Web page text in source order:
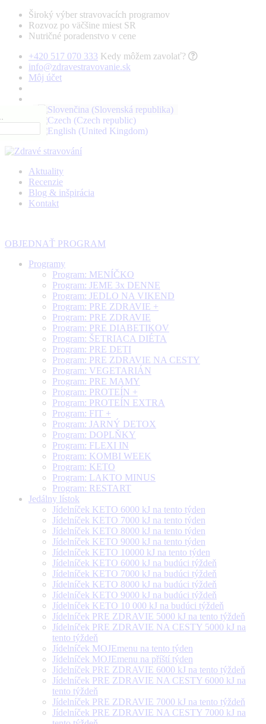
Široký výber stravovacích programov
Rozvoz po väčšine miest SR
Nutričné poradenstvo v cene
+420 517 070 333 Kedy môžem zavolať?
info@zdravestravovanie.sk
Môj účet
Aktuality
Recenzie
Blog & inšpirácia
Kontakt
OBJEDNAŤ PROGRAM
Programy
Program: MENÍČKO
Program: JEME 3x DENNE
Program: JEDLO NA VIKEND
Program: PRE ZDRAVIE +
Program: PRE ZDRAVIE
Program: PRE DIABETIKOV
Program: ŠETRIACA DIÉTA
Program: PRE DETI
Program: PRE ZDRAVIE NA CESTY
Program: VEGETARIÁN
Program: PRE MAMY
Program: PROTEÍN +
Program: PROTEÍN EXTRA
Program: FIT +
Program: JARNÝ DETOX
Program: DOPLŇKY
Program: FLEXI IN
Program: KOMBI WEEK
Program: KETO
Program: LAKTO MINUS
Program: RESTART
Jedálny lístok
Jídelníček KETO 6000 kJ na tento týden
Jídelníček KETO 7000 kJ na tento týden
Jídelníček KETO 8000 kJ na tento týden
Jídelníček KETO 9000 kJ na tento týden
Jídelníček KETO 10000 kJ na tento týden
Jídelníček KETO 6000 kJ na budúci týždeň
Jídelníček KETO 7000 kJ na budúci týždeň
Jídelníček KETO 8000 kJ na budúci týždeň
Jídelníček KETO 9000 kJ na budúci týždeň
Jídelníček KETO 10 000 kJ na budúci týždeň
Jídelníček PRE ZDRAVIE 5000 kJ na tento týždeň
Jídelníček PRE ZDRAVIE NA CESTY 5000 kJ na
tento týždeň
Jídelníček MOJEmenu na tento týden
Jídelníček MOJEmenu na příští týden
Jídelníček PRE ZDRAVIE 6000 kJ na tento týždeň
Jídelníček PRE ZDRAVIE NA CESTY 6000 kJ na
tento týždeň
Jídelníček PRE ZDRAVIE 7000 kJ na tento týždeň
Jídelníček PRE ZDRAVIE NA CESTY 7000 kJ na